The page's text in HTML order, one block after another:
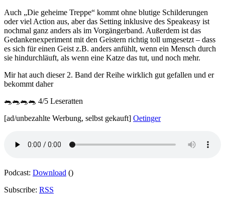
Auch „Die geheime Treppe“ kommt ohne blutige Schilderungen
oder viel Action aus, aber das Setting inklusive des Speakeasy ist
nochmal ganz anders als im Vorgängerband. Außerdem ist das
Gedankenexperiment mit den Geistern richtig toll umgesetzt – dass
es sich für einen Geist z.B. anders anfühlt, wenn ein Mensch durch
sie hindurchläuft, als wenn eine Katze das tut, und noch mehr.
Mir hat auch dieser 2. Band der Reihe wirklich gut gefallen und er
bekommt daher
🐀🐀🐀🐀 4/5 Leseratten
[ad/unbezahlte Werbung, selbst gekauft] Oetinger
Podcast: Download ()
Subscribe: RSS